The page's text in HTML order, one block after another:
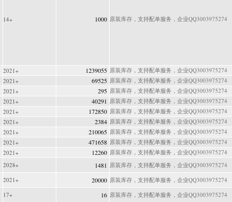
14+ 1000 原装库存，支持配单服务，企业QQ3003975274
2021+ 1239055 原装库存，支持配单服务，企业QQ3003975274
2021+ 69525 原装库存，支持配单服务，企业QQ3003975274
2021+ 295 原装库存，支持配单服务，企业QQ3003975274
2021+ 40291 原装库存，支持配单服务，企业QQ3003975274
2021+ 172850 原装库存，支持配单服务，企业QQ3003975274
2021+ 2384 原装库存，支持配单服务，企业QQ3003975274
2021+ 210065 原装库存，支持配单服务，企业QQ3003975274
2021+ 471658 原装库存，支持配单服务，企业QQ3003975274
2021+ 12260 原装库存，支持配单服务，企业QQ3003975274
2028+ 1481 原装库存，支持配单服务，企业QQ3003975274
2021+ 20000 原装库存，支持配单服务，企业QQ3003975274
17+ 16 原装库存，支持配单服务，企业QQ3003975274